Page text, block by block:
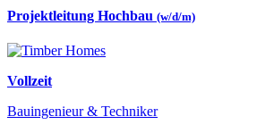
Projektleitung Hochbau (w/d/m)
Vollzeit
Bauingenieur & Techniker